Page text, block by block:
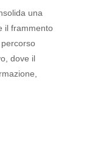
una
il frammento
dove il